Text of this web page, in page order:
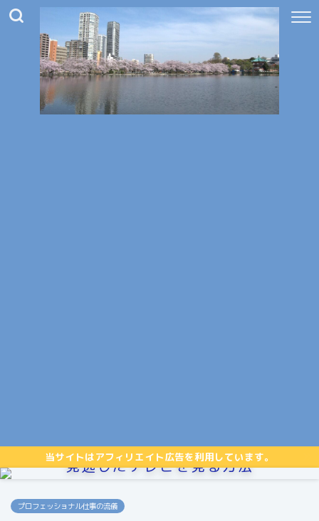
当サイトはアフィリエイト広告を利用しています。
見逃したテレビを見る方法
プロフェッショナル仕事の流儀